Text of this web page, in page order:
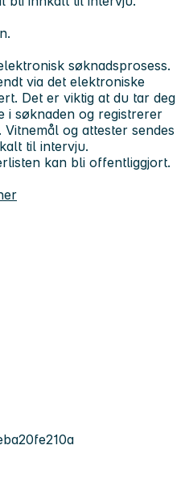
søknadsprosess.
via det elektroniske
Det er viktig at du tar deg
i søknaden og registrerer
Vitnemål og attester sendes
til intervju.
kan bli offentliggjort.